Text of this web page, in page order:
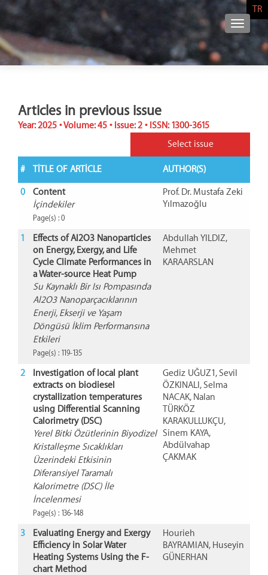
TR
Articles in previous issue
Year: 2025 • Volume: 45 • Issue: 2 • ISSN: 1300-3615
Select issue
# TITLE OF ARTICLE AUTHOR(S)
0
Content
İçindekiler
Page(s) : 0
Prof. Dr. Mustafa Zeki
Yılmazoğlu
1
Effects of Al2O3 Nanoparticles
on Energy, Exergy, and Life
Cycle Climate Performances in
a Water-source Heat Pump
Su Kaynaklı Bir Isı Pompasında
Al2O3 Nanoparçacıklarının
Enerji, Ekserji ve Yaşam
Döngüsü İklim Performansına
Etkileri
Page(s) : 119-135
Abdullah YILDIZ,
Mehmet
KARAARSLAN
2
Investigation of local plant
extracts on biodiesel
crystallization temperatures
using Differential Scanning
Calorimetry (DSC)
Yerel Bitki Özütlerinin Biyodizel
Kristalleşme Sıcaklıkları
Üzerindeki Etkisinin
Diferansiyel Taramalı
Kalorimetre (DSC) İle
İncelenmesi
Page(s) : 136-148
Gediz UĞUZ1, Sevil
ÖZKINALI, Selma
NACAK, Nalan
TÜRKÖZ
KARAKULLUKÇU,
Sinem KAYA,
Abdülvahap
ÇAKMAK
3
Evaluating Energy and Exergy
Efficiency in Solar Water
Heating Systems Using the F-
chart Method
Hourieh
BAYRAMIAN, Huseyin
GÜNERHAN